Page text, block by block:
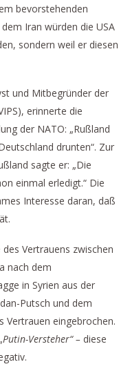
bevorstehenden
Iran würden die USA
sondern weil er diesen
und Mitbegründer der
erinnerte die
der NATO: „Rußland
drunten“. Zur
sagte er: „Die
einmal erledigt.“ Die
Interesse daran, daß
Vertrauens zwischen
nach dem
in Syrien aus der
Putsch und dem
Vertrauen eingebrochen.
Putin-Versteher“ – diese